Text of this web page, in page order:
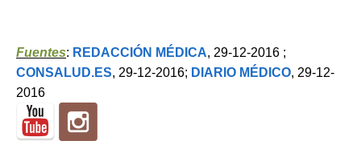
Fuentes: REDACCIÓN MÉDICA, 29-12-2016 ;
CONSALUD.ES, 29-12-2016; DIARIO MÉDICO, 29-12-
2016